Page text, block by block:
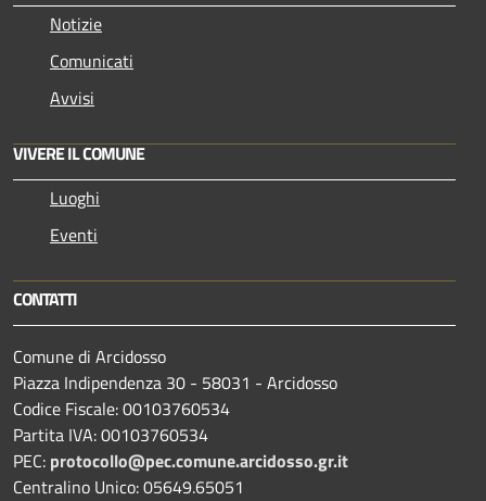
Notizie
Comunicati
Avvisi
VIVERE IL COMUNE
Luoghi
Eventi
CONTATTI
Comune di Arcidosso
Piazza Indipendenza 30 - 58031 - Arcidosso
Codice Fiscale: 00103760534
Partita IVA: 00103760534
PEC: protocollo@pec.comune.arcidosso.gr.it
Centralino Unico: 05649.65051